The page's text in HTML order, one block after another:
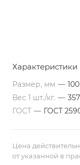
Характеристики
Размер, мм —
Вес 1 шт./кг. —
ГОСТ — ГОСТ
Цена
от указанной в